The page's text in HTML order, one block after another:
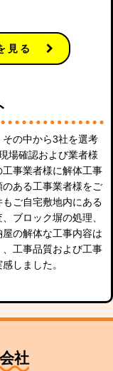
見る
の中から3社を選考
場確認および業者様
事業者様に解体工事
ある工事業者様をご
ご自宅敷地内にある
ブロック塀の処理、
の解体な工事内容は
工事品質および工事
しました。
社